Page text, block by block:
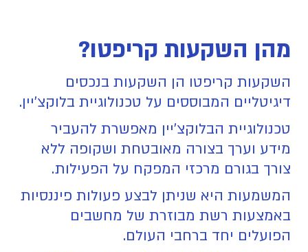
מהן השקעות קריפטו?
השקעות קריפטו הן השקעות בנכסים
דיגיטליים המבוססים על טכנולוגיית בלוקצ'יין.
טכנולוגיית הבלוקצ'יין מאפשרת להעביר
מידע וערך בצורה מאובטחת ושקופה ללא
צורך בגורם מרכזי המפקח על הפעילות.
המשמעות היא שניתן לבצע פעולות פיננסיות
באמצעות רשת מבוזרת של מחשבים
הפועלים יחד ברחבי העולם.